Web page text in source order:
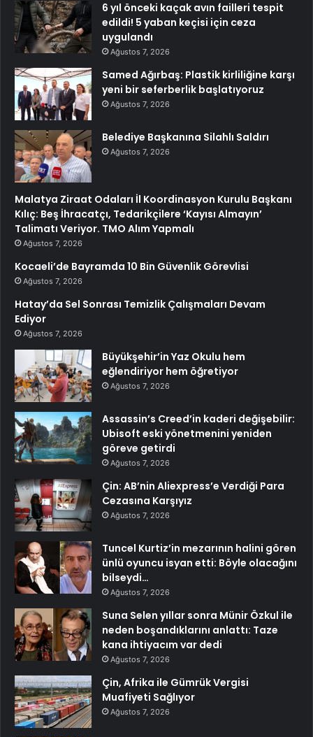
6 yıl önceki kaçak avın failleri tespit
edildi! 5 yaban keçisi için ceza
uygulandı
Ağustos 7, 2026
Samed Ağırbaş: Plastik kirliliğine karşı
yeni bir seferberlik başlatıyoruz
Ağustos 7, 2026
Belediye Başkanına Silahlı Saldırı
Ağustos 7, 2026
Malatya Ziraat Odaları İl Koordinasyon Kurulu Başkanı
Kılıç: Beş İhracatçı, Tedarikçilere ‘Kayısı Almayın’
Talimatı Veriyor. TMO Alım Yapmalı
Ağustos 7, 2026
Kocaeli’de Bayramda 10 Bin Güvenlik Görevlisi
Ağustos 7, 2026
Hatay’da Sel Sonrası Temizlik Çalışmaları Devam
Ediyor
Ağustos 7, 2026
Büyükşehir’in Yaz Okulu hem
eğlendiriyor hem öğretiyor
Ağustos 7, 2026
Assassin’s Creed’in kaderi değişebilir:
Ubisoft eski yönetmenini yeniden
göreve getirdi
Ağustos 7, 2026
Çin: AB’nin Aliexpress’e Verdiği Para
Cezasına Karşıyız
Ağustos 7, 2026
Tuncel Kurtiz’in mezarının halini gören
ünlü oyuncu isyan etti: Böyle olacağını
bilseydi…
Ağustos 7, 2026
Suna Selen yıllar sonra Münir Özkul ile
neden boşandıklarını anlattı: Taze
kana ihtiyacım var dedi
Ağustos 7, 2026
Çin, Afrika ile Gümrük Vergisi
Muafiyeti Sağlıyor
Ağustos 7, 2026